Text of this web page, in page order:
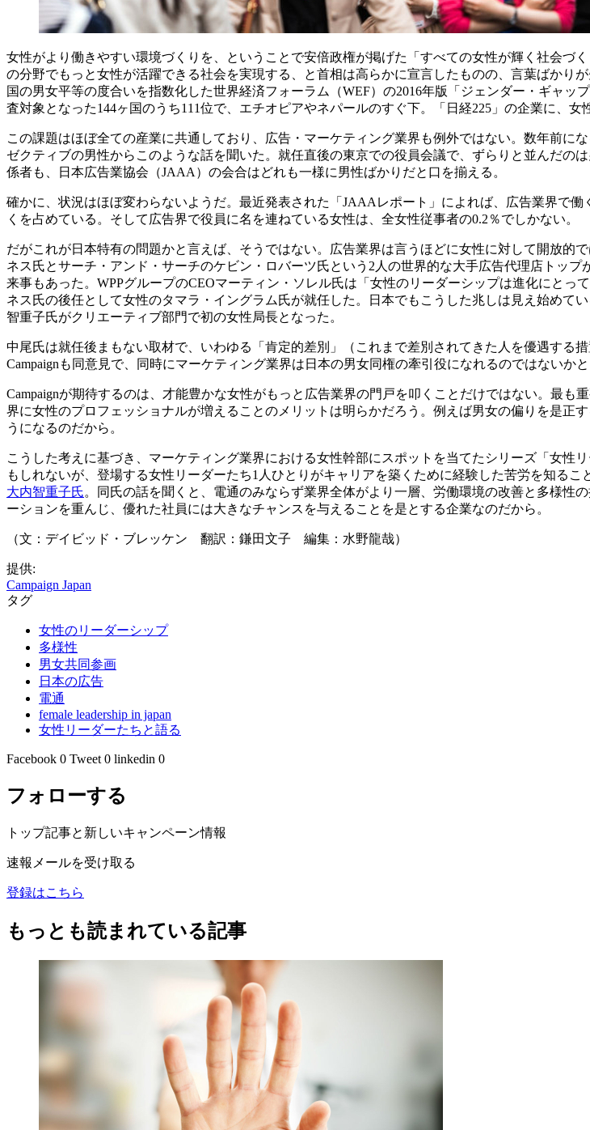
女性がより働きやすい環境づくりを、ということで安倍政権が掲げた「すべての女性が輝く社会づ
の分野でもっと女性が活躍できる社会を実現する、と首相は高らかに宣言したものの、言葉ばかり
国の男女平等の度合いを指数化した世界経済フォーラム（WEF）の2016年版「ジェンダー・ギャ
査対象となった144ヶ国のうち111位で、エチオピアやネパールのすぐ下。「日経225」の企業に、女
この課題はほぼ全ての産業に共通しており、広告・マーケティング業界も例外ではない。数年前
ゼクティブの男性からこのような話を聞いた。就任直後の東京での役員会議で、ずらりと並んだの
係者も、日本広告業協会（JAAA）の会合はどれも一様に男性ばかりだと口を揃える。
確かに、状況はほぼ変わらないようだ。最近発表された「JAAAレポート」によれば、広告業界で
くを占めている。そして広告界で役員に名を連ねている女性は、全女性従事者の0.2％でしかない。
だがこれが日本特有の問題かと言えば、そうではない。広告業界は言うほどに女性に対して開放的
ネス氏とサーチ・アンド・サーチのケビン・ロバーツ氏という2人の世界的な大手広告代理店トッ
来事もあった。WPPグループのCEOマーティン・ソレル氏は「女性のリーダーシップは進化にと
ネス氏の後任として女性のタマラ・イングラム氏が就任した。日本でもこうした兆しは見え始めて
智重子氏がクリエーティブ部門で初の女性局長となった。
中尾氏は就任後まもない取材で、いわゆる「肯定的差別」（これまで差別されてきた人を優遇する
Campaignも同意見で、同時にマーケティング業界は日本の男女同権の牽引役になれるのではないか
Campaignが期待するのは、才能豊かな女性がもっと広告業界の門戸を叩くことだけではない。最
界に女性のプロフェッショナルが増えることのメリットは明らかだろう。例えば男女の偏りを是正
うになるのだから。
こうした考えに基づき、マーケティング業界における女性幹部にスポットを当てたシリーズ「女
もしれないが、登場する女性リーダーたち1人ひとりがキャリアを築くために経験した苦労を知る
大内智重子氏。同氏の話を聞くと、電通のみならず業界全体がより一層、労働環境の改善と多様
ーションを重んじ、優れた社員には大きなチャンスを与えることを是とする企業なのだから。
（文：デイビッド・ブレッケン 翻訳：鎌田文子 編集：水野龍哉）
提供:
Campaign Japan
タグ
女性のリーダーシップ
多様性
男女共同参画
日本の広告
電通
female leadership in japan
女性リーダーたちと語る
Facebook 0 Tweet 0 linkedin 0
フォローする
トップ記事と新しいキャンペーン情報
速報メールを受け取る
登録はこちら
もっとも読まれている記事